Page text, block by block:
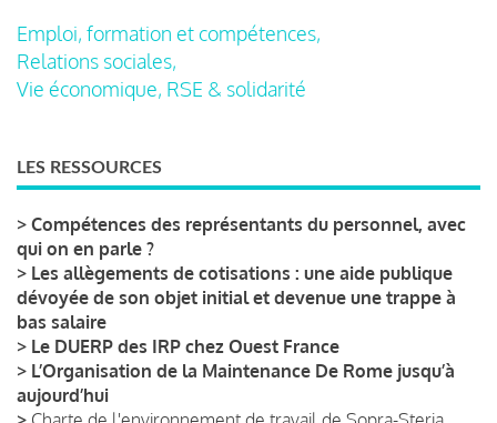
Emploi, formation et compétences,
Relations sociales,
Vie économique, RSE & solidarité
LES RESSOURCES
> Compétences des représentants du personnel, avec
qui on en parle ?
> Les allègements de cotisations : une aide publique
dévoyée de son objet initial et devenue une trappe à
bas salaire
> Le DUERP des IRP chez Ouest France
> L’Organisation de la Maintenance De Rome jusqu’à
aujourd’hui